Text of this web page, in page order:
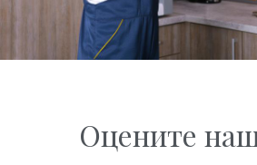
Оцените